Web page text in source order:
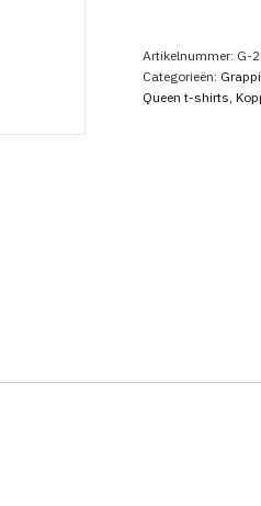
Artikelnummer: G-
Categorieën:
Queen t-shirts,